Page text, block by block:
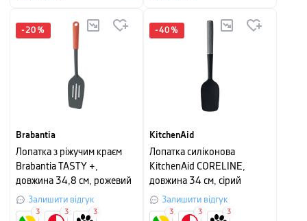
-20 %
Brabantia
Лопатка з ріжучим краєм
Brabantia TASTY +,
довжина 34,8 см, рожевий
Залишити відгук
3 3 3
-40 %
KitchenAid
Лопатка силіконова
KitchenAid CORELINE,
довжина 34 см, сірий
Залишити відгук
3 3 3